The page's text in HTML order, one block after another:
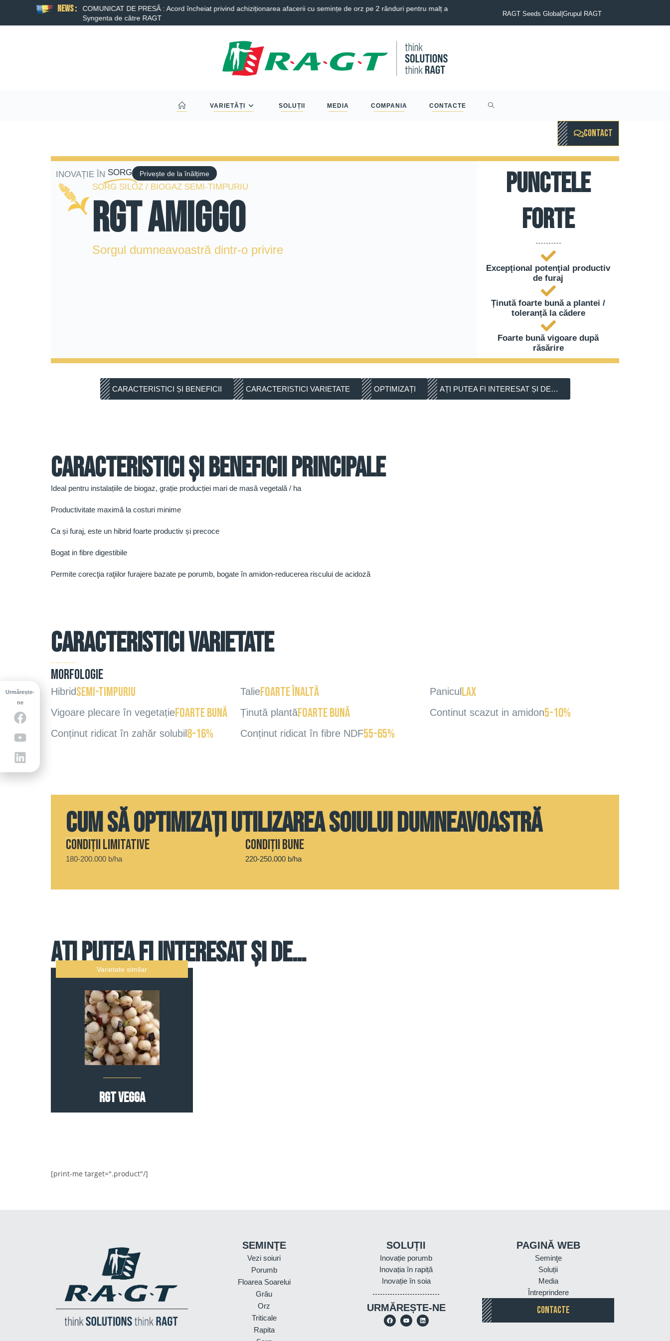
News :
de către RAGT a fost
COMUNICAT DE PRESĂ : Acord încheiat privind achiziționarea afacerii cu semințe de orz pe 2 rânduri pentru malț a
Syngenta de către RAGT
RAGT Seeds Global|Grupul RAGT
VARIETĂȚI SOLUȚII MEDIA COMPANIA CONTACTE
CONTACT
INOVAȚIE ÎN SORG Privește de la înălțime
SORG SILOZ / BIOGAZ SEMI-TIMPURIU
RGT AMIGGO
Sorgul dumneavoastră dintr-o privire
Punctele
forte
Excepţional potenţial productiv
de furaj
Ținută foarte bună a plantei /
toleranță la cădere
Foarte bună vigoare după
răsărire
CARACTERISTICI ȘI BENEFICII CARACTERISTICI VARIETATE OPTIMIZAȚI AȚI PUTEA FI INTERESAT ȘI DE…
Caracteristici și beneficii principale
Ideal pentru instalațiile de biogaz, grație producției mari de masă vegetală / ha
Productivitate maximă la costuri minime
Ca și furaj, este un hibrid foarte productiv și precoce
Bogat in fibre digestibile
Permite corecţia raţiilor furajere bazate pe porumb, bogate în amidon-reducerea riscului de acidoză
Caracteristici varietate
Morfologie
Hibridsemi-timpuriu Taliefoarte înaltă Panicul lax
Vigoare plecare în vegetațiefoarte bună Ținută plantăfoarte bună Continut scazut in amidon5-10%
Conținut ridicat în zahăr solubil 8-16% Conținut ridicat în fibre NDF55-65%
Cum să optimizați utilizarea soiului dumneavoastră
Condiții limitative
180-200.000 b/ha
Condiții bune
220-250.000 b/ha
Ați putea fi interesat și de…
Varietate similar
RGT VEGGA
[print-me target=".product"/]
SEMINŢE
Vezi soiuri
Porumb
Floarea Soarelui
Grâu
Orz
Triticale
Rapita
SOLUȚII
Inovație porumb
Inovația în rapiță
Inovație în soia
URMĂREȘTE-NE
PAGINĂ WEB
Seminţe
Soluții
Media
Întreprindere
CONTACTE
Urmărește-
ne